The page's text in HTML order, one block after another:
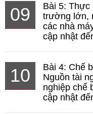
09
Bài 5: Thực
trường lớn,
các nhà
cập nhật
10
Bài 4: Chế
Nguồn tài
nghiệp chế
cập nhật